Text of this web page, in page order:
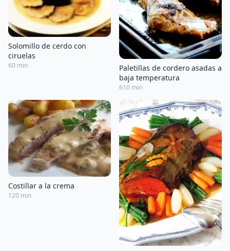
Solomillo de cerdo con
ciruelas
60 min
Paletillas de cordero asadas a
baja temperatura
610 min
Costillar a la crema
120 min